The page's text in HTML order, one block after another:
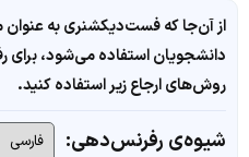
از آن‌جا که فست‌دیکشنری به
دانشجویان استفاده می‌شود، برای
روش‌های ارجاع زیر استفاده کنید.
شیوه‌ی رفرنس‌دهی: